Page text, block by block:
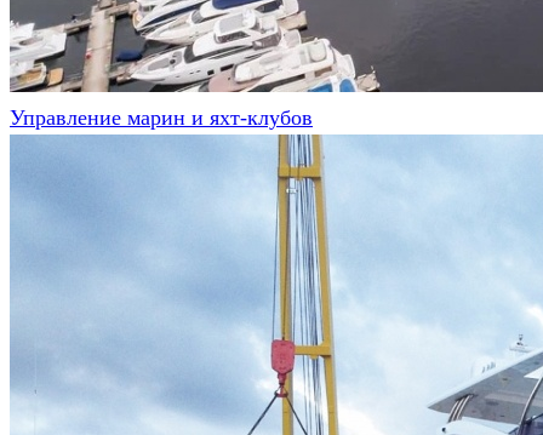
Управление марин и яхт-клубов